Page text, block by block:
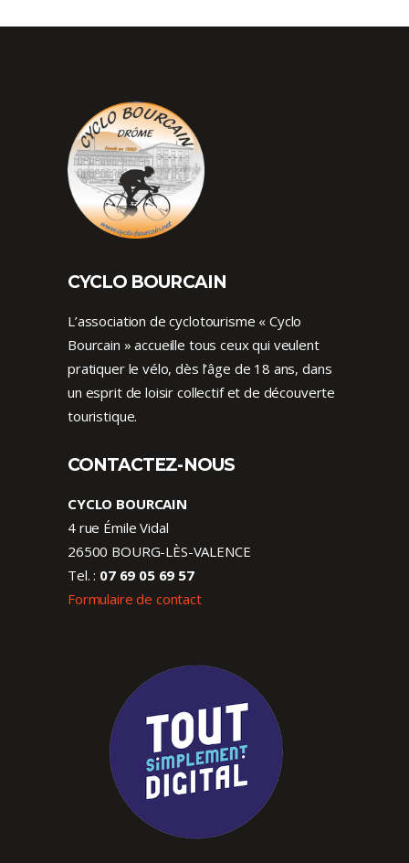
CYCLO BOURCAIN
L’association de cyclotourisme « Cyclo
Bourcain » accueille tous ceux qui veulent
pratiquer le vélo, dès l’âge de 18 ans, dans
un esprit de loisir collectif et de découverte
touristique.
CONTACTEZ-NOUS
CYCLO BOURCAIN
4 rue Émile Vidal
26500 BOURG-LÈS-VALENCE
Tel. : 07 69 05 69 57
Formulaire de contact